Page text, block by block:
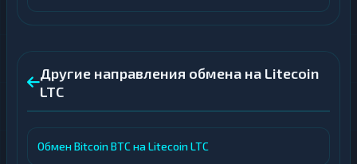
Другие направления обмена на Litecoin
LTC
Обмен Bitcoin BTC на Litecoin LTC